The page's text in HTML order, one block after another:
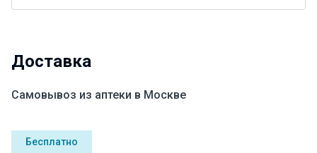
Доставка
Самовывоз из аптеки в Москве
Бесплатно